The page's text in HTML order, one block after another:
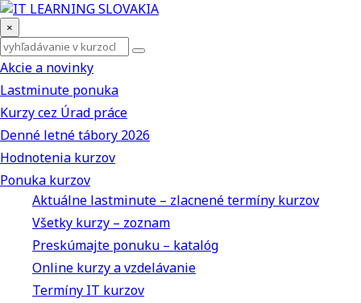
×
Akcie a novinky
Lastminute ponuka
Kurzy cez Úrad práce
Denné letné tábory 2026
Hodnotenia kurzov
Ponuka kurzov
Aktuálne lastminute – zlacnené termíny kurzov
Všetky kurzy – zoznam
Preskúmajte ponuku – katalóg
Online kurzy a vzdelávanie
Termíny IT kurzov